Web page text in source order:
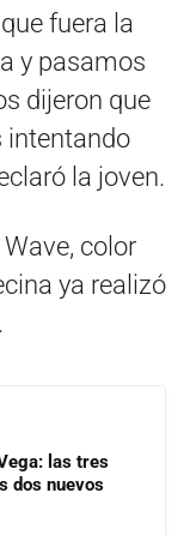
fuera la
y pasamos
dijeron que
intentando
la joven.
color
ya realizó
las tres
dos nuevos